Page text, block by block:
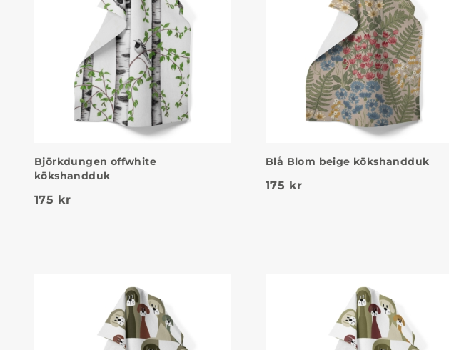
Björkdungen offwhite
kökshandduk
175 kr
Blå Blom beige kökshandduk
175 kr